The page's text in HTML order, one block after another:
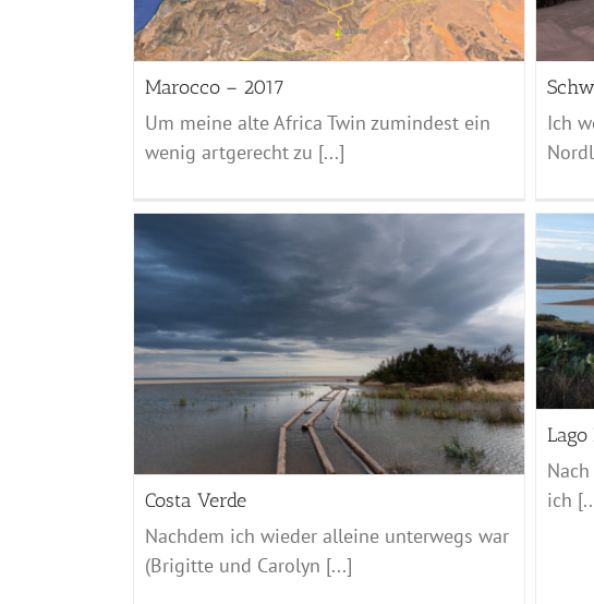
Marocco – 2017
Um meine alte Africa Twin zumindest ein
wenig artgerecht zu [...]
Ich
Costa Verde
Nachdem ich wieder alleine unterwegs war
(Brigitte und Carolyn [...]
Sardinien - 2021
ich